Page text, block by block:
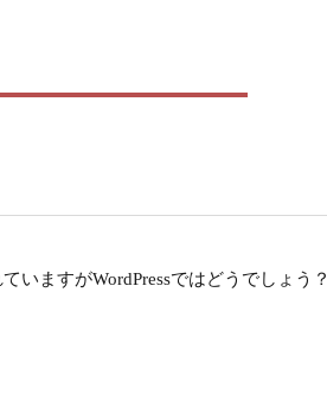
いますがWordPressではどうでしょう？